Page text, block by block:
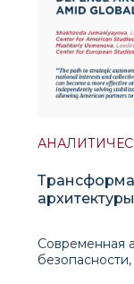
Современная